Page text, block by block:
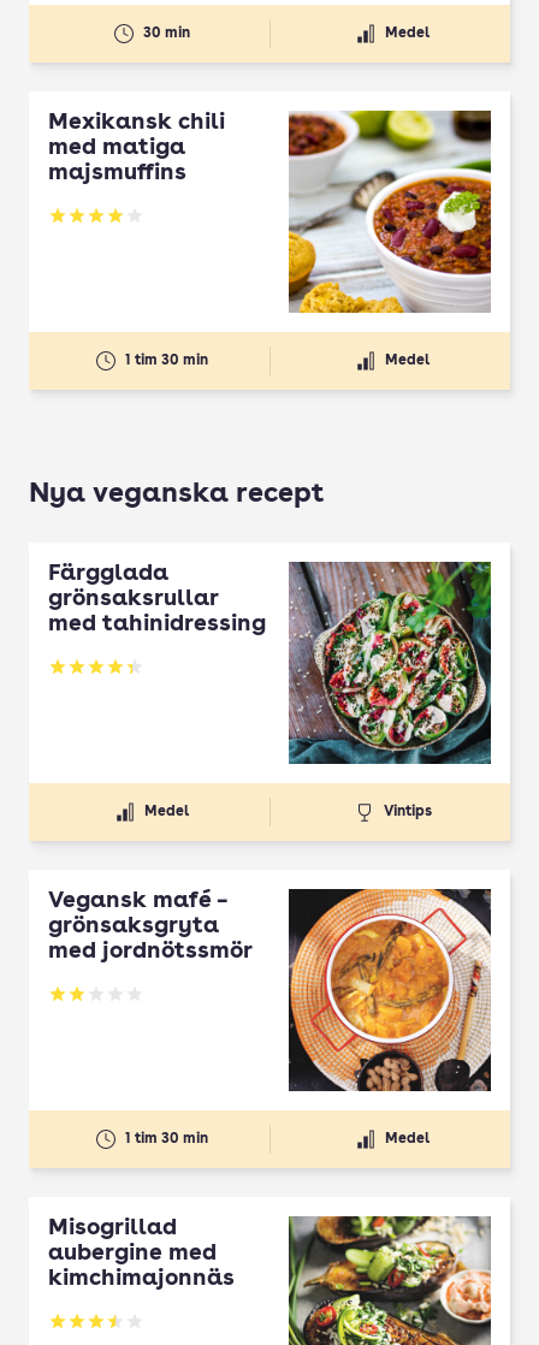
30 min Medel
Mexikansk chili
med matiga
majsmuffins
Betyg: 3.95 av 5
1 tim 30 min Medel
Nya veganska recept
Färgglada
grönsaksrullar
med tahinidressing
Betyg: 4.35 av 5
Medel Vintips
Vegansk mafé –
grönsaksgryta
med jordnötssmör
Betyg: 1.94 av 5
1 tim 30 min Medel
Misogrillad
aubergine med
kimchimajonnäs
Betyg: 3.5 av 5